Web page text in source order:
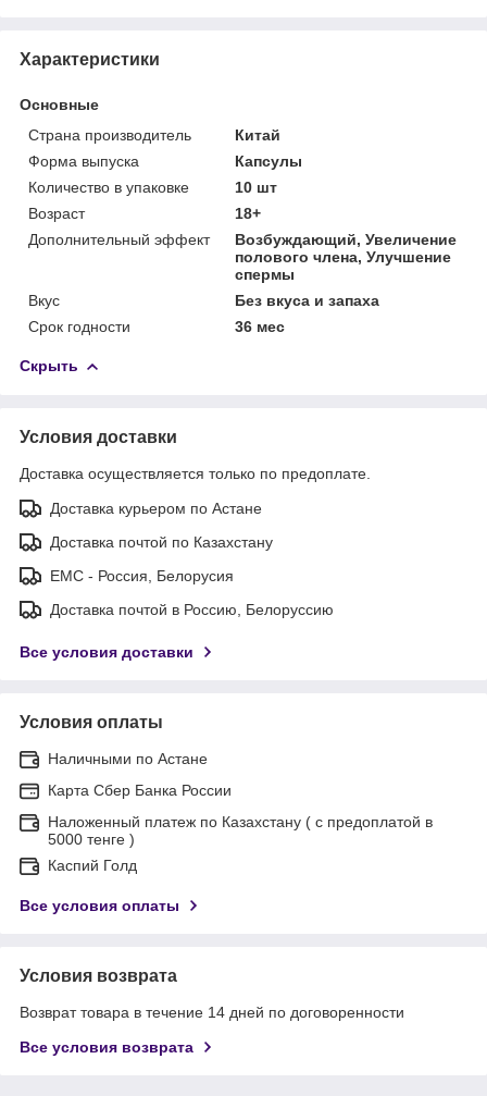
Характеристики
Основные
Страна производитель
Китай
Форма выпуска
Капсулы
Количество в упаковке
10 шт
Возраст
18+
Дополнительный эффект
Возбуждающий, Увеличение
полового члена, Улучшение
спермы
Вкус
Без вкуса и запаха
Срок годности
36 мес
Скрыть
Условия доставки
Доставка осуществляется только по предоплате.
Доставка курьером по Астане
Доставка почтой по Казахстану
ЕМС - Россия, Белорусия
Доставка почтой в Россию, Белоруссию
Все условия доставки
Условия оплаты
Наличными по Астане
Карта Сбер Банка России
Наложенный платеж по Казахстану ( с предоплатой в
5000 тенге )
Каспий Голд
Все условия оплаты
Условия возврата
Возврат товара в течение 14 дней по договоренности
Все условия возврата